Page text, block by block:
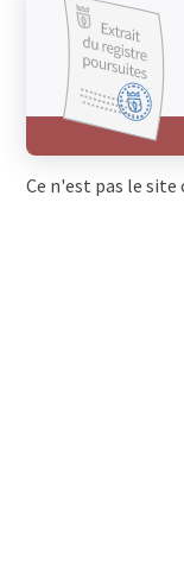
Ce n'est pas le site